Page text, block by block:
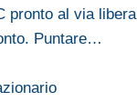
pronto al via libera
Puntare…